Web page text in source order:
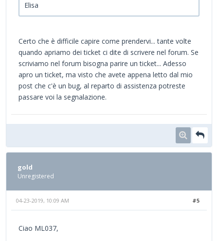
Elisa
Certo che è difficile capire come prendervi... tante volte
quando apriamo dei ticket ci dite di scrivere nel forum. Se
scriviamo nel forum bisogna parire un ticket... Adesso
apro un ticket, ma visto che avete appena letto dal mio
post che c'è un bug, al reparto di assistenza potreste
passare voi la segnalazione.
gold
Unregistered
#5
04-23-2019, 10:09 AM
Ciao ML037,